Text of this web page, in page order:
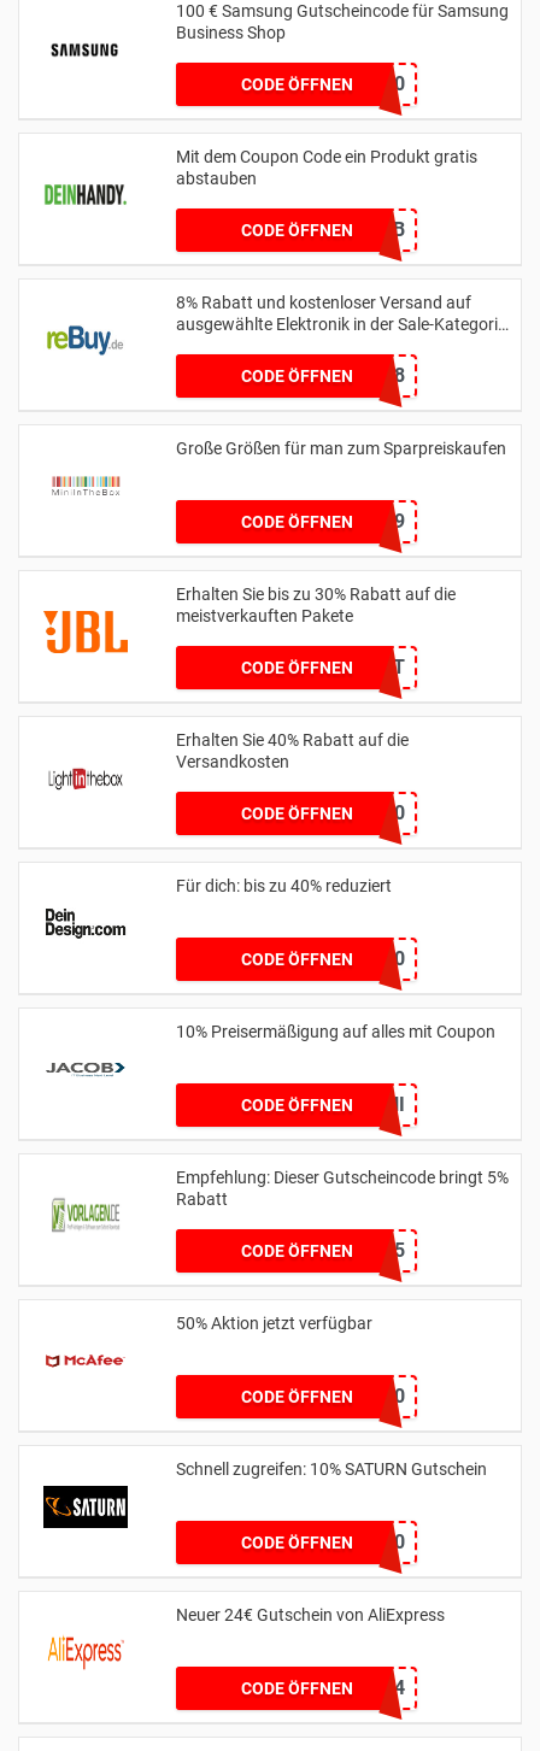
100 € Samsung Gutscheincode für Samsung
Business Shop
CODE ÖFFNEN
WELCOME100
Mit dem Coupon Code ein Produkt gratis
abstauben
CODE ÖFFNEN03E0B41B
8% Rabatt und kostenloser Versand auf
ausgewählte Elektronik in der Sale-Kategorie
CODE ÖFFNEN
BACK2SCHOOL8
Große Größen für man zum Sparpreiskaufen
CODE ÖFFNEN MAS9
Erhalten Sie bis zu 30% Rabatt auf die
meistverkauften Pakete
CODE ÖFFNEN
KEIN CODE BENÖTIGT
Erhalten Sie 40% Rabatt auf die
Versandkosten
CODE ÖFFNENMENFB60
Für dich: bis zu 40% reduziert
CODE ÖFFNENfriends40
10% Preisermäßigung auf alles mit Coupon
CODE ÖFFNEN
BLITZ10JUNI
Empfehlung: Dieser Gutscheincode bringt 5%
Rabatt
CODE ÖFFNEN
NEWSLETTER5
50% Aktion jetzt verfügbar
CODE ÖFFNEN
BESTCOMPMAA50
Schnell zugreifen: 10% SATURN Gutschein
CODE ÖFFNENBROSKI10
Neuer 24€ Gutschein von AliExpress
CODE ÖFFNEN
6SAMMLER24